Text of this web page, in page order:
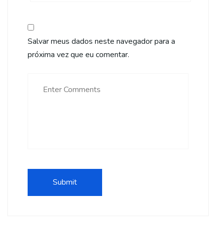
Salvar meus dados neste navegador para a
próxima vez que eu comentar.